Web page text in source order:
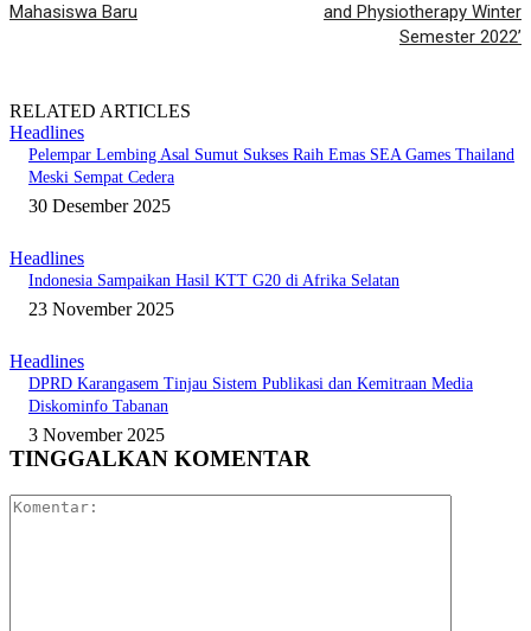
Mahasiswa Baru
and Physiotherapy Winter
Semester 2022’
RELATED ARTICLES
Headlines
Pelempar Lembing Asal Sumut Sukses Raih Emas SEA Games Thailand
Meski Sempat Cedera
30 Desember 2025
Headlines
Indonesia Sampaikan Hasil KTT G20 di Afrika Selatan
23 November 2025
Headlines
DPRD Karangasem Tinjau Sistem Publikasi dan Kemitraan Media
Diskominfo Tabanan
3 November 2025
TINGGALKAN KOMENTAR